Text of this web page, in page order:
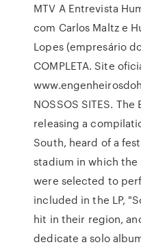
MTV A Entrevista
com Carlos Maltz e
Lopes (empresário
COMPLETA. Site
NOSSOS SITES.
releasing a
South, heard of a
stadium in which the
were selected to
included in the LP,
hit in their region,
dedicate a solo